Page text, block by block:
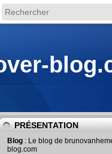
PRÉSENTATION
Blog : Le blog de
blog.com